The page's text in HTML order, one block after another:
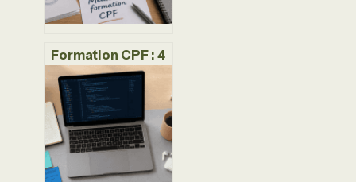
Formation CPF : 4
certifications clés
pour booster
votre carrière et
rentabiliser vos
droits